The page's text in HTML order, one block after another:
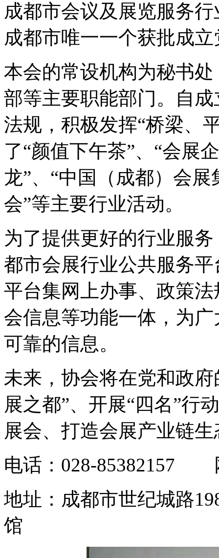
成都市会议及展览服务
成都市唯一一个获批成
本会的常设机构为秘书
部等主要职能部门。自
法规，积极发挥“桥梁、
了“颜值下午茶”、“会展
龙”、“中国（成都）会
会”等主要行业活动。
为了提供更好的行业服
都市会展行业公共服务平
平台集网上办事、政策
会信息等功能一体，为
可靠的信息。
未来，协会将在党和政
展之都”、开展“四名”行
展会、打造会展产业链
电话：028-85382157
地址：成都市世纪城路
馆